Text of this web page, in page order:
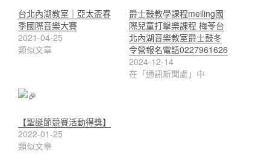
台北內湖教室｜亞太盃春
季國際音樂大賽
2021-04-25
類似文章
爵士鼓教學課程meiling國
際兒童打擊樂課程 梅苓台
北內湖音樂教室爵士鼓冬
令營報名電話0227961626
2024-12-14
在「通訊新聞處」中
【聖誕節競賽活動得獎】
2022-01-25
類似文章